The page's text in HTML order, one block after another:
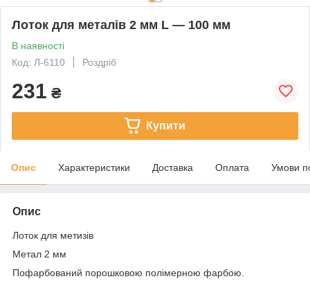
Лоток для металів 2 мм L — 100 мм
В наявності
Код: Л-6110
Роздріб
231 ₴
Купити
Опис Характеристики Доставка Оплата Умови
Опис
Лоток для метизів
Метал 2 мм
Пофарбований порошковою полімерною фарбою.